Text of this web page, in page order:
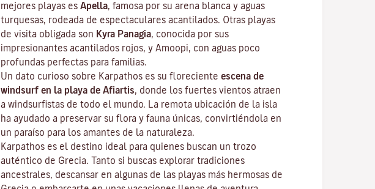
mejores playas es Apella , famosa por su arena blanca y aguas
turquesas, rodeada de espectaculares acantilados. Otras playas
de visita obligada son Kyra Panagia , conocida por sus
impresionantes acantilados rojos, y Amoopi, con aguas poco
profundas perfectas para familias.
Un dato curioso sobre Karpathos es su floreciente escena de
windsurf en la playa de Afiartis , donde los fuertes vientos atraen
a windsurfistas de todo el mundo. La remota ubicación de la isla
ha ayudado a preservar su flora y fauna únicas, convirtiéndola en
un paraíso para los amantes de la naturaleza.
Karpathos es el destino ideal para quienes buscan un trozo
auténtico de Grecia. Tanto si buscas explorar tradiciones
ancestrales, descansar en algunas de las playas más hermosas de